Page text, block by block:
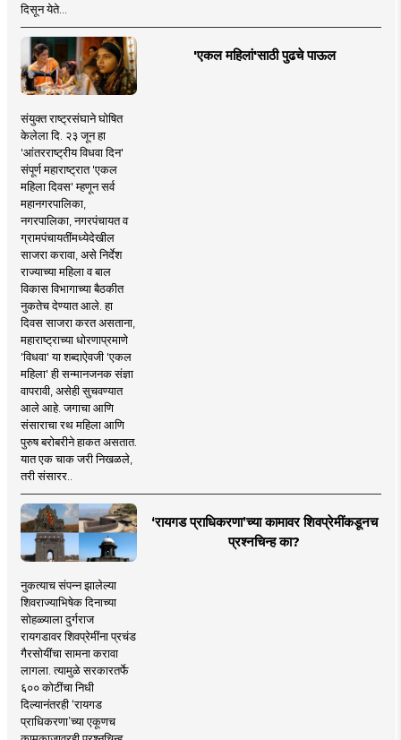
दिसून येते...
'एकल महिलां'साठी पुढचे पाऊल
संयुक्त राष्ट्रसंघाने घोषित
केलेला दि. २३ जून हा
'आंतरराष्ट्रीय विधवा दिन'
संपूर्ण महाराष्ट्रात 'एकल
महिला दिवस' म्हणून सर्व
महानगरपालिका,
नगरपालिका, नगरपंचायत व
ग्रामपंचायतींमध्येदेखील
साजरा करावा, असे निर्देश
राज्याच्या महिला व बाल
विकास विभागाच्या बैठकीत
नुकतेच देण्यात आले. हा
दिवस साजरा करत असताना,
महाराष्ट्राच्या धोरणाप्रमाणे
'विधवा' या शब्दाऐवजी 'एकल
महिला' ही सन्मानजनक संज्ञा
वापरावी, असेही सुचवण्यात
आले आहे. जगाचा आणि
संसाराचा रथ महिला आणि
पुरुष बरोबरीने हाकत असतात.
यात एक चाक जरी निखळले,
तरी संसारर..
‘रायगड प्राधिकरणा’च्या कामावर शिवप्रेमींकडूनच
प्रश्नचिन्ह का?
नुकत्याच संपन्न झालेल्या
शिवराज्याभिषेक दिनाच्या
सोहळ्याला दुर्गराज
रायगडावर शिवप्रेमींना प्रचंड
गैरसोयींचा सामना करावा
लागला. त्यामुळे सरकारतर्फे
६०० कोटींचा निधी
दिल्यानंतरही ‘रायगड
प्राधिकरणा’च्या एकूणच